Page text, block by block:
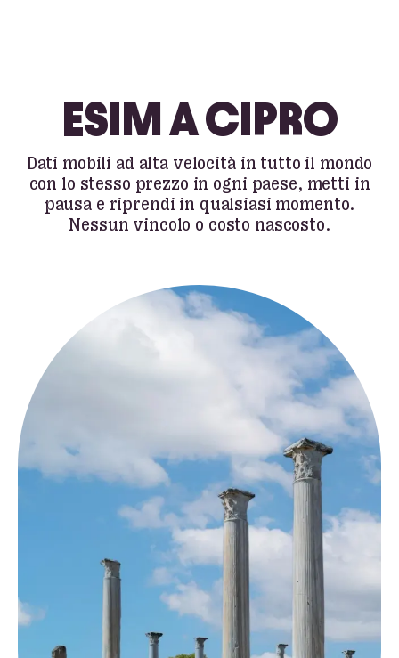
ESIM A CIPRO
Dati mobili ad alta velocità in tutto il mondo
con lo stesso prezzo in ogni paese, metti in
pausa e riprendi in qualsiasi momento.
Nessun vincolo o costo nascosto.